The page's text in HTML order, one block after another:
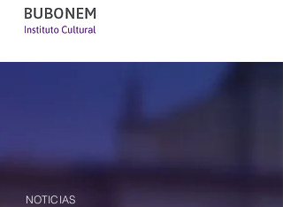
NOTICIAS